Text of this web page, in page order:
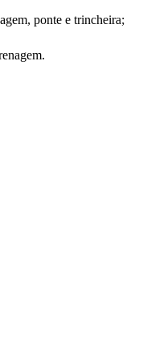
ponte e trincheira;